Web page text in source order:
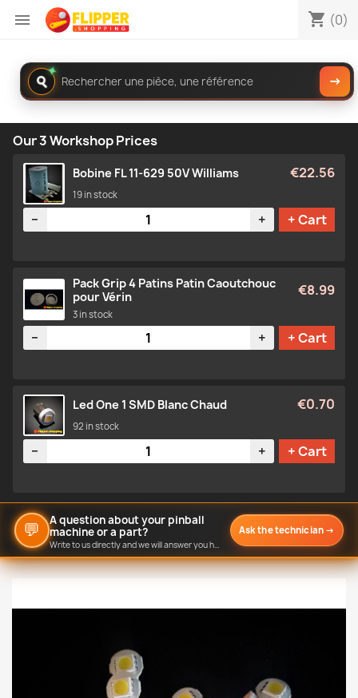
 shopping_cart (0)
✦
Rechercher
dans
le
→
Our 3 Workshop Prices
Bobine FL 11-629 50V Williams €22.56
19 in stock
− + + Cart
Pack Grip 4 Patins Patin Caoutchouc
pour Vérin
€8.99
3 in stock
Quantity
− + + Cart
Led One 1 SMD Blanc Chaud €0.70
92 in stock
− + + Cart
💬
A question about your pinball
machine or a part?
Write to us directly and we will answer you here.
Ask the technician →